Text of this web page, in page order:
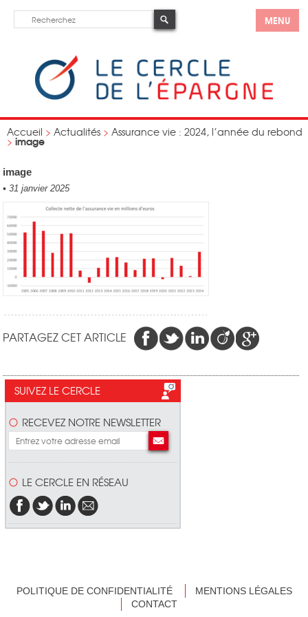
MENU
Accueil > Actualités > Assurance vie : 2024, l’année du rebond
> image
image
• 31 janvier 2025
PARTAGEZ CET ARTICLE
SUIVEZ LE CERCLE
RECEVEZ NOTRE NEWSLETTER
LE CERCLE EN RÉSEAU
POLITIQUE DE CONFIDENTIALITÉ
MENTIONS LÉGALES
CONTACT